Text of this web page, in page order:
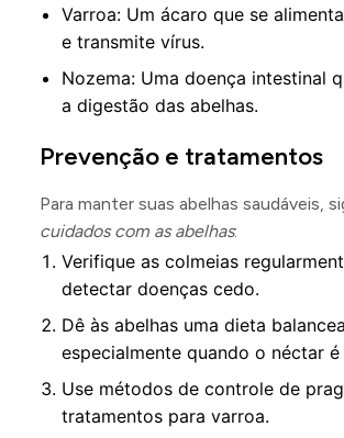
Varroa: Um ácaro que se
e transmite vírus.
Nozema: Uma doença intestinal
a digestão das abelhas.
Prevenção e tratamentos
Para manter suas abelhas saudáveis,
cuidados com as abelhas:
Verifique as colmeias
detectar doenças cedo.
Dê às abelhas uma dieta
especialmente quando o néctar é
Use métodos de controle de
tratamentos para varroa.